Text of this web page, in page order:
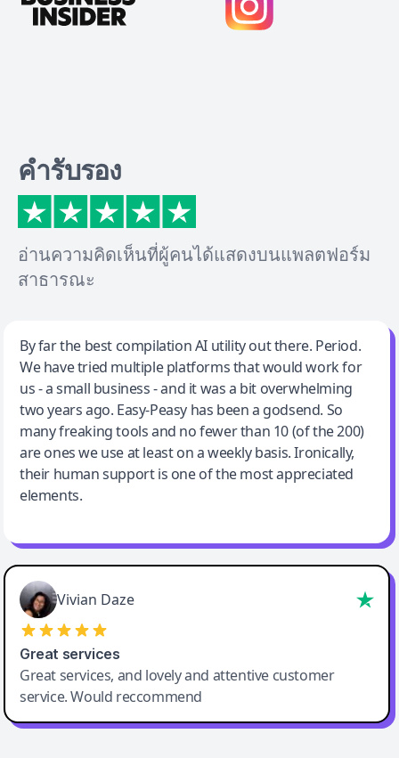
คำรับรอง
อ่านความคิดเห็นที่ผู้คนได้แสดงบนแพลตฟอร์ม
สาธารณะ
Jeff Wilson
By far the best compilation AI utility
By far the best compilation AI utility out there. Period.
We have tried multiple platforms that would work for
us - a small business - and it was a bit overwhelming
two years ago. Easy-Peasy has been a godsend. So
many freaking tools and no fewer than 10 (of the 200)
are ones we use at least on a weekly basis. Ironically,
their human support is one of the most appreciated
elements.
Vivian Daze
Great services
Great services, and lovely and attentive customer
service. Would reccommend